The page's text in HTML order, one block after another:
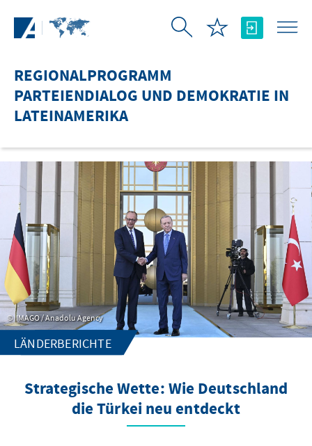
REGIONALPROGRAMM
PARTEIENDIALOG UND DEMOKRATIE IN
LATEINAMERIKA
IMAGO / Anadolu Agency
LÄNDERBERICHTE
Strategische Wette: Wie Deutschland
die Türkei neu entdeckt